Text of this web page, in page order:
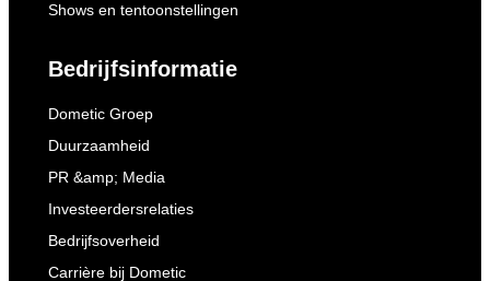
Shows en tentoonstellingen
Bedrijfsinformatie
Dometic Groep
Duurzaamheid
PR &amp; Media
Investeerdersrelaties
Bedrijfsoverheid
Carrière bij Dometic